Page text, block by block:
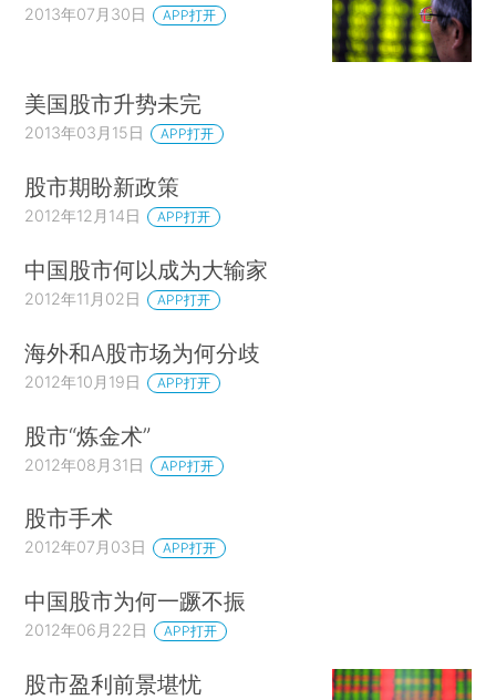
2013年07月30日 APP打开
美国股市升势未完
2013年03月15日 APP打开
股市期盼新政策
2012年12月14日 APP打开
中国股市何以成为大输家
2012年11月02日 APP打开
海外和A股市场为何分歧
2012年10月19日 APP打开
股市“炼金术”
2012年08月31日 APP打开
股市手术
2012年07月03日 APP打开
中国股市为何一蹶不振
2012年06月22日 APP打开
股市盈利前景堪忧